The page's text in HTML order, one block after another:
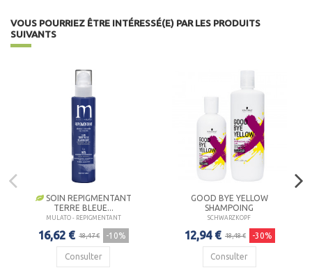
VOUS POURRIEZ ÊTRE INTÉRESSÉ(E) PAR LES PRODUITS
SUIVANTS
SOIN REPIGMENTANT
TERRE BLEUE...
MULATO - REPIGMENTANT
16,62 € 18,47 € -10%
Consulter
GOOD BYE YELLOW
SHAMPOING
SCHWARZKOPF
12,94 € 18,48 € -30%
Consulter